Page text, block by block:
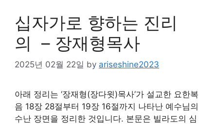
십자가로 향하는 진리
의 – 장재형목사
2025년 02월 22일 by ariseshine2023
아래 정리는 ‘장재형(장다윗)목사’가 설교한 요한복
음 18장 28절부터 19장 16절까지 나타난 예수님의
수난 장면을 정리한 것입니다. 본문은 빌라도의 심